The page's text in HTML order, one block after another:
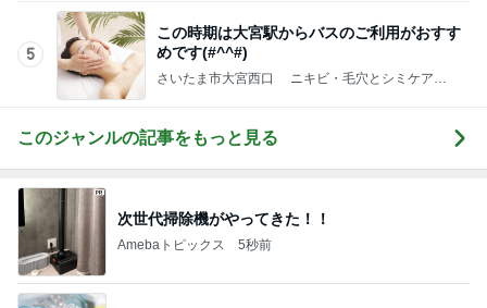
5
この時期は大宮駅からバスのご利用がおすす
めです(#^^#)
さいたま市大宮西口 ニキビ・毛穴とシミケア専
このジャンルの記事をもっと見る
次世代掃除機がやってきた！！
Amebaトピックス 5秒前